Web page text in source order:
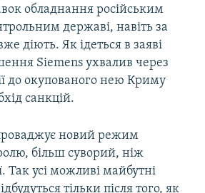
обладнання російським
державі, навіть за
діють. Як ідеться в заяві
Siemens ухвалив через
до окупованого нею Криму
санкцій.
новий режим
більш суворий, ніж
Так усі можливі майбутні
тільки після того, як